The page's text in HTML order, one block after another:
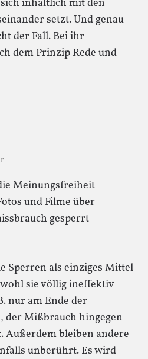
inhaltlich mit den
setzt. Und genau
der Fall. Bei ihr
dem Prinzip Rede und
Meinungsfreiheit
und Filme über
gesperrt
Sperren als einziges Mittel
sie völlig ineffektiv
nur am Ende der
der Mißbrauch hingegen
bleiben andere
unberührt. Es wird